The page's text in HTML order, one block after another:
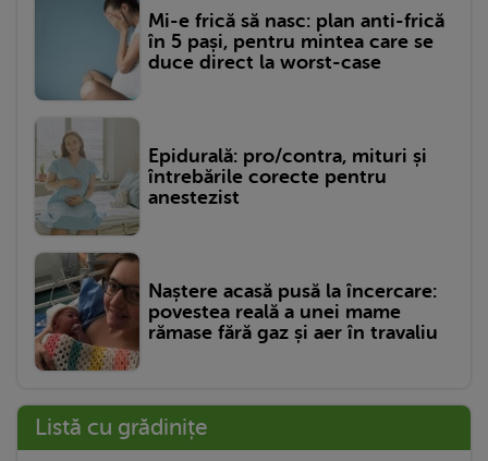
Mi-e frică să nasc: plan anti-frică
în 5 pași, pentru mintea care se
duce direct la worst-case
Epidurală: pro/contra, mituri și
întrebările corecte pentru
anestezist
Naștere acasă pusă la încercare:
povestea reală a unei mame
rămase fără gaz și aer în travaliu
Listă cu grădinițe